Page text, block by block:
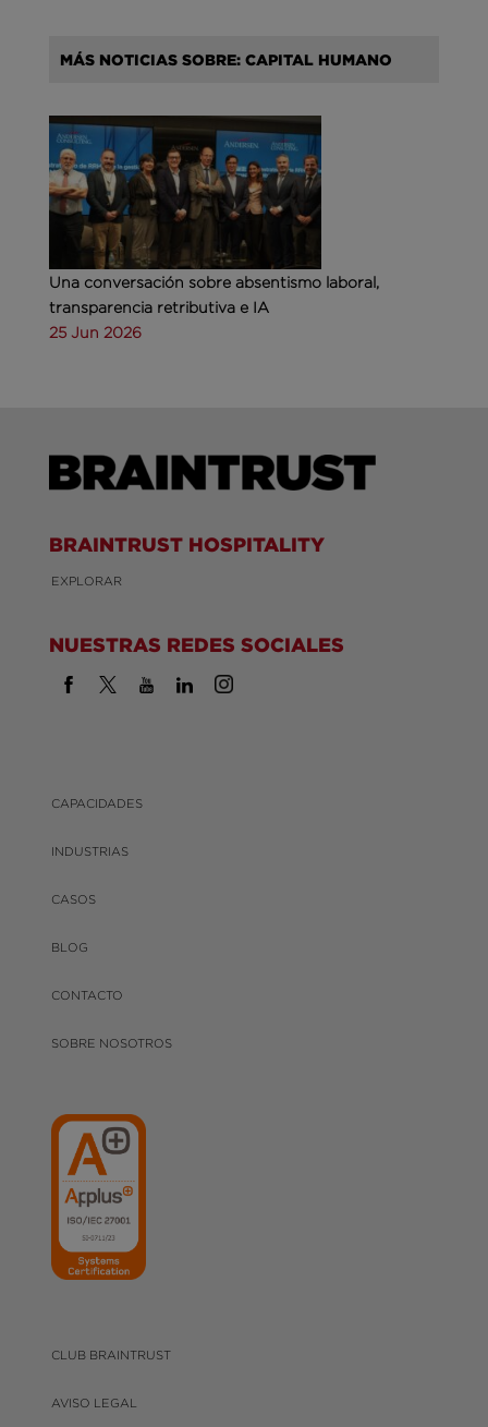
MÁS NOTICIAS SOBRE: CAPITAL HUMANO
Una conversación sobre absentismo laboral,
transparencia retributiva e IA
25 Jun 2026
BRAINTRUST HOSPITALITY
EXPLORAR
NUESTRAS REDES SOCIALES
CAPACIDADES
INDUSTRIAS
CASOS
BLOG
CONTACTO
SOBRE NOSOTROS
CLUB BRAINTRUST
AVISO LEGAL